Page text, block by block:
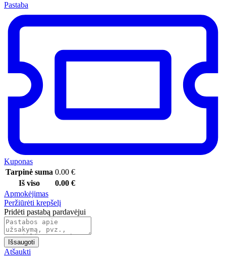
Pastaba
Kuponas
Tarpinė suma 0.00 €
Iš viso
0.00 €
Apmokėjimas
Peržiūrėti krepšelį
Pridėti pastabą pardavėjui
Išsaugoti
Atšaukti